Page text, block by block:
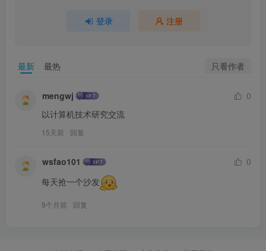
登录 注册
最新 最热 只看作者
mengwj
0
以计算机技术研究交流
15天前 回复
wsfao101
0
每天抢一个沙发
9个月前 回复